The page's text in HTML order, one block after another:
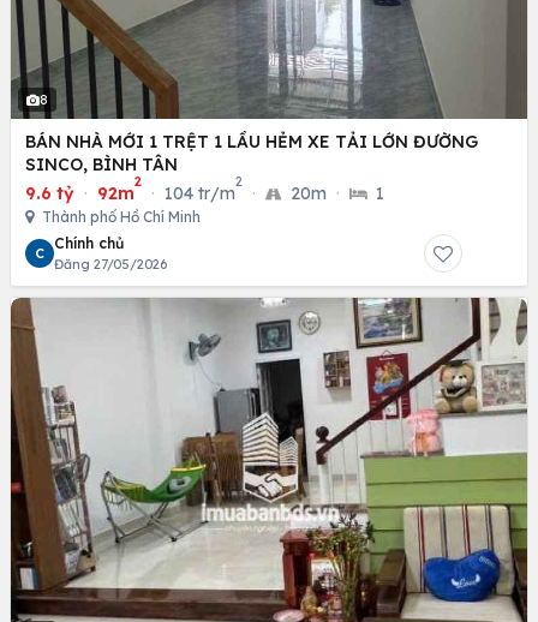
8
BÁN NHÀ MỚI 1 TRỆT 1 LẦU HẺM XE TẢI LỚN ĐƯỜNG
SINCO, BÌNH TÂN
9.6 tỷ · 92m
2
· 104 tr/m
2
· 20m · 1
Thành phố Hồ Chí Minh
C
Chính chủ
Đăng 27/05/2026